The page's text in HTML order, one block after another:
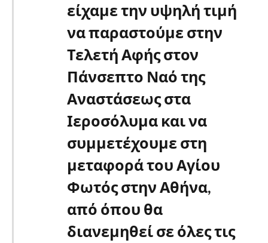
είχαμε την υψηλή τιμή
να παραστούμε στην
Τελετή Αφής στον
Πάνσεπτο Ναό της
Αναστάσεως στα
Ιεροσόλυμα και να
συμμετέχουμε στη
μεταφορά του Αγίου
Φωτός στην Αθήνα,
από όπου θα
διανεμηθεί σε όλες τις